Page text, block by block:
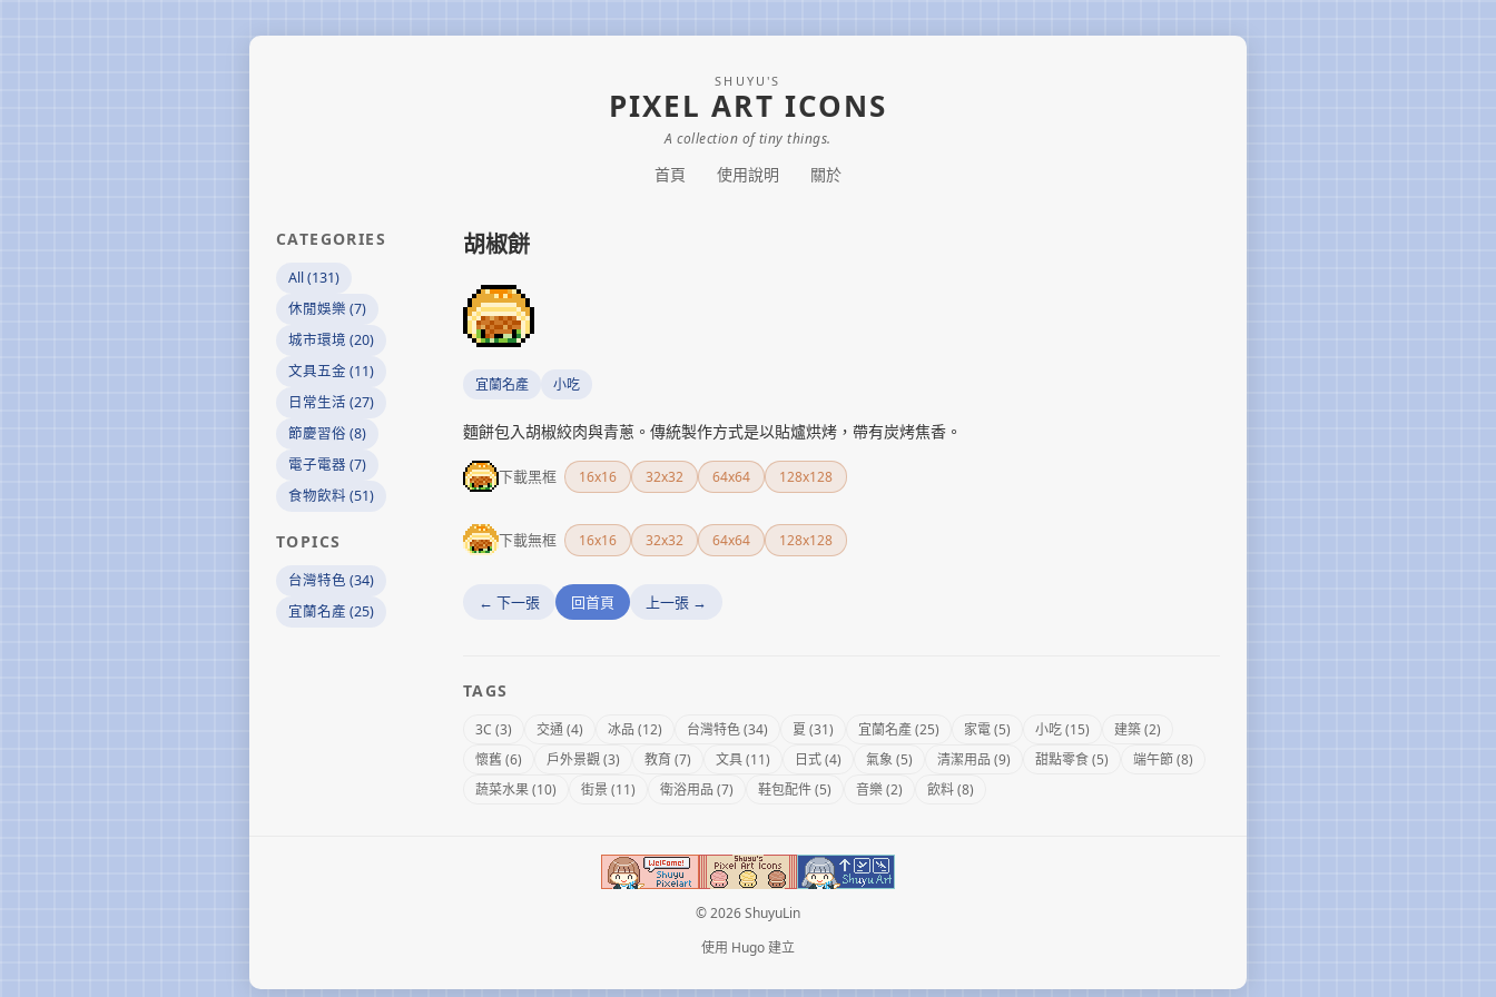
SHUYU'S
PIXEL ART ICONS
A collection of tiny things.
首頁 使用說明 關於
CATEGORIES
All (131)
休閒娛樂 (7)
城市環境 (20)
文具五金 (11)
日常生活 (27)
節慶習俗 (8)
電子電器 (7)
食物飲料 (51)
TOPICS
台灣特色 (34)
宜蘭名產 (25)
胡椒餅
宜蘭名產 小吃
麵餅包入胡椒絞肉與青蔥。傳統製作方式是以貼爐烘烤，帶有炭烤焦香。
下載黑框 16x16 32x32 64x64 128x128
下載無框 16x16 32x32 64x64 128x128
← 下一張 回首頁 上一張 →
TAGS
3C (3) 交通 (4) 冰品 (12) 台灣特色 (34) 夏 (31) 宜蘭名產 (25) 家電 (5) 小吃 (15)
建築 (2)
懷舊 (6)
戶外景觀 (3) 教育 (7) 文具 (11) 日式 (4) 氣象 (5) 清潔用品 (9) 甜點零食 (5)
端午節 (8)
蔬菜水果 (10)
街景 (11) 衛浴用品 (7) 鞋包配件 (5) 音樂 (2) 飲料 (8)
© 2026 ShuyuLin
使用 Hugo建立